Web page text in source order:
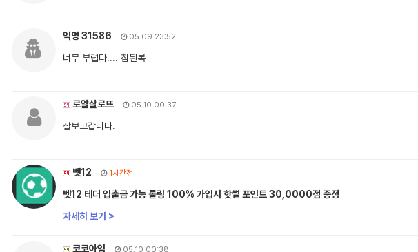
익명 31586 05.09 23:52
너무 부럽다.... 참된복
로얄샬로뜨 05.10 00:37
잘보고갑니다.
벳12 1시간전
벳12 테더 입출금 가능 롤링 100% 가입시 핫썰 포인트 30,0000점 증정
자세히 보기 >
코코아임 05.10 00:38